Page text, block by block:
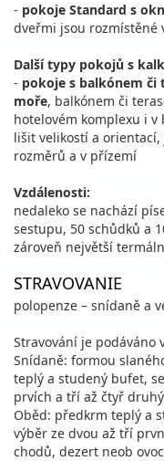
- pokoje Standard s
dveřmi jsou rozmístěné
Další typy pokojů s
- pokoje s balkónem či
moře, balkónem či
hotelovém komplexu i v
lišit velikostí a
rozměrů a v přízemí
Vzdálenosti:
nedaleko se nachází
sestupu, 50 schůdků a
zároveň největší
STRAVOVANIE
polopenze – snídaně a
Stravování je podáváno
Snídaně: formou
teplý a studený bufet,
prvích a tří až čtyř
Oběd: předkrm teplý a
výběr ze dvou až tří
chodů, dezert neob